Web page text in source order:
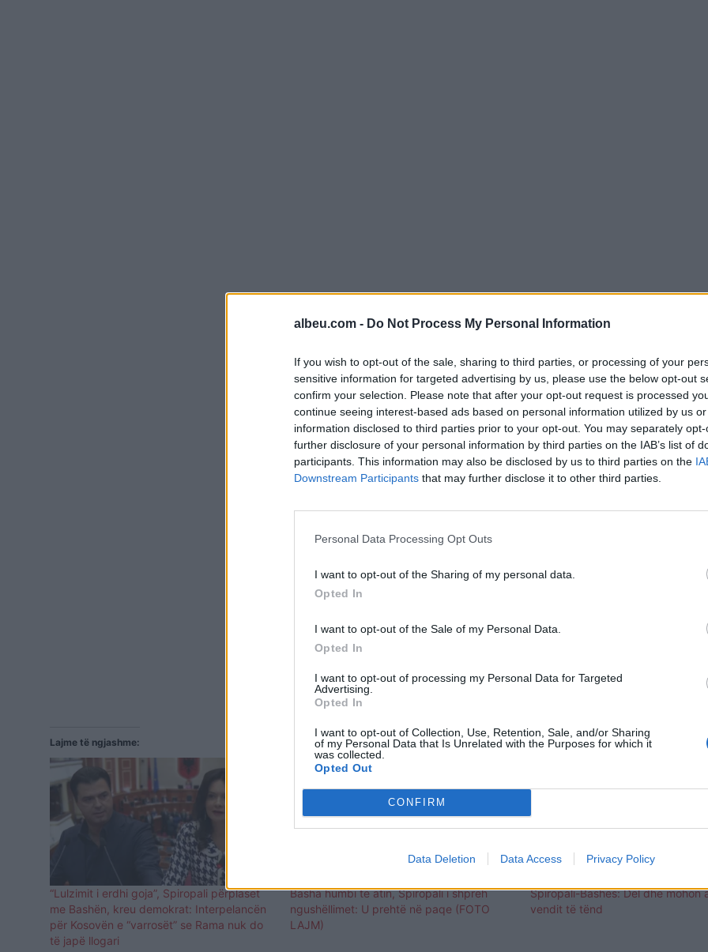
albeu.com - Do Not Process My Personal Information
If you wish to opt-out of the sale, sharing to third parties, or processing of your
sensitive information for targeted advertising by us, please use the below opt-out
confirm your selection. Please note that after your opt-out request is processed
continue seeing interest-based ads based on personal information utilized by us
information disclosed to third parties prior to your opt-out. You may separately
further disclosure of your personal information by third parties on the IAB’s list of
participants. This information may also be disclosed by us to third parties on the
Downstream Participants that may further disclose it to other third parties.
Personal Data Processing Opt Outs
I want to opt-out of the Sharing of my personal data.
Opted In
I want to opt-out of the Sale of my Personal Data.
Opted In
I want to opt-out of processing my Personal Data for Targeted
Advertising.
Opted In
I want to opt-out of Collection, Use, Retention, Sale, and/or Sharing
of my Personal Data that Is Unrelated with the Purposes for which it
was collected.
Opted Out
CONFIRM
Data Deletion Data Access Privacy Policy
Lajme të ngjashme:
“Lulzimit i erdhi goja”, Spiropali përplaset
me Bashën, kreu demokrat: Interpelancën
për Kosovën e “varrosët” se Rama nuk do
të japë llogari
Basha humbi të atin, Spiropali i shpreh
ngushëllimet: U prehtë në paqe (FOTO
LAJM)
Spiropali-Bashës: Del dhe mohon
vendit të tënd